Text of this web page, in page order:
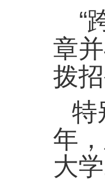
“
章
拨
特
年
大学